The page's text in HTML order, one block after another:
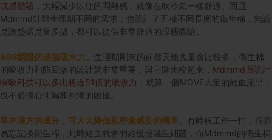
涼感體驗 ，大幅減少以往的悶熱感，就像在吹冷氣一樣舒適。而且
Mdmmd針對生理期不同的需求，也設計了五種不同長度的衛生棉，無論
是護墊還是量多型，都可以提供非常舒適的涼感體驗。
SGS認證的超強吸水力
。生理期剛來的前幾天難免量會比較多，衛生棉
的吸收力和防回滲的設計就非常重要，與它牌比較起來， Mdmmd所設計
瞬吸科技可以多出將近51倍的吸收力
，就算一個MOVE大量的經血流出，
也不必擔心側漏和回滲的困擾。
草本漢方的成分，可大大降低私密處感染的機率 。有時候工作一忙，很容
易忘記換衛生棉，此時經血就會開始慢慢滋生細菌，而Mdmmd的衛生棉